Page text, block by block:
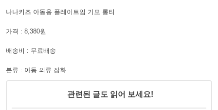
나나키즈 아동용 플레이트임 기모 롱티
가격 : 8,380원
배송비 : 무료배송
분류 : 아동 의류 잡화
관련된 글도 읽어 보세요!